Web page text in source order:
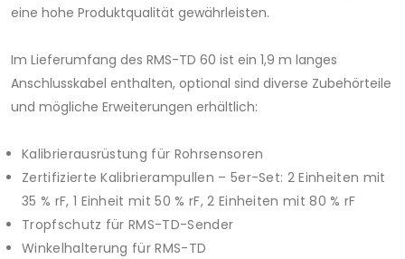
eine hohe Produktqualität gewährleisten.
Im Lieferumfang des RMS-TD 60 ist ein 1,9 m langes
Anschlusskabel enthalten, optional sind diverse Zubehörteile
und mögliche Erweiterungen erhältlich:
Kalibrierausrüstung für Rohrsensoren
Zertifizierte Kalibrierampullen – 5er-Set: 2 Einheiten mit
35 % rF, 1 Einheit mit 50 % rF, 2 Einheiten mit 80 % rF
Tropfschutz für RMS-TD-Sender
Winkelhalterung für RMS-TD